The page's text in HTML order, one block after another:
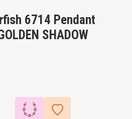
6714 Pendant
SHADOW